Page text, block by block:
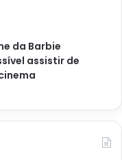
Imagem: Pixabay
no
doce?
o alho e óleo, até
o bolonhesa. Além
da Barbie
assistir de